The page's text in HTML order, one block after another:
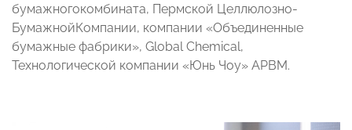
бумажногокомбината, Пермской Целлюлозно-
БумажнойКомпании, компании «Объединенные
бумажные фабрики», Global Chemical,
Технологической компании «Юнь Чоу» АРBМ.